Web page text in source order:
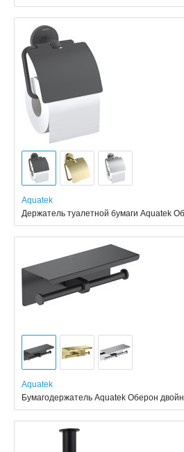
Aquatek
Держатель туалетной бумаги Aquatek
Aquatek
Бумагодержатель Aquatek Оберон